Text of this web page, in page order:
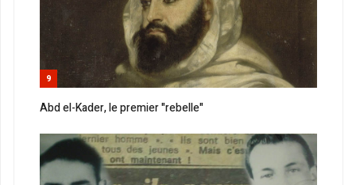
9
Abd el-Kader, le premier "rebelle"